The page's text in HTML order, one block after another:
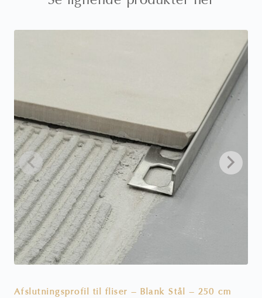
Afslutningsprofil til fliser – Blank Stål – 250 cm